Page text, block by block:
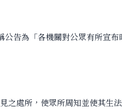
告為「各機關對公眾有所宣布
處所，使眾所周知並使其生法